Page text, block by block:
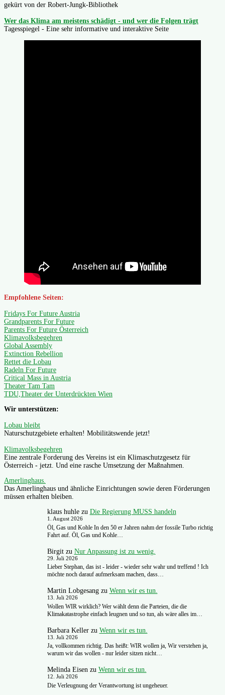
gekürt von der Robert-Jungk-Bibliothek
Wer das Klima am meistens schädigt - und wer die Folgen trägt
Tagesspiegel - Eine sehr informative und interaktive Seite
Empfohlene Seiten:
Fridays For Future Austria
Grandparents For Future
Parents For Future Österreich
Klimavolksbegehren
Global Assembly
Extinction Rebellion
Rettet die Lobau
Radeln For Future
Critical Mass in Austria
Theater Tam Tam
TDU,Theater der Unterdrückten Wien
Wir unterstützen:
Lobau bleibt
Naturschutzgebiete erhalten! Mobilitätswende jetzt!
Klimavolksbegehren
Eine zentrale Forderung des Vereins ist ein Klimaschutzgesetz für
Österreich - jetzt. Und eine rasche Umsetzung der Maßnahmen.
Amerlinghaus.
Das Amerlinghaus und ähnliche Einrichtungen sowie deren Förderungen
müssen erhalten bleiben.
klaus huhlezu Die Regierung MUSS handeln
1. August 2026
Öl, Gas und Kohle In den 50 er Jahren nahm der fossile Turbo richtig
Fahrt auf. Öl, Gas und Kohle…
Birgitzu Nur Anpassung ist zu wenig.
29. Juli 2026
Lieber Stephan, das ist - leider - wieder sehr wahr und treffend ! Ich
möchte noch darauf aufmerksam machen, dass…
Martin Lobgesangzu Wenn wir es tun.
13. Juli 2026
Wollen WIR wirklich? Wer wählt denn die Parteien, die die
Klimakatastrophe einfach leugnen und so tun, als wäre alles im…
Barbara Kellerzu Wenn wir es tun.
13. Juli 2026
Ja, vollkommen richtig. Das heißt: WIR wollen ja, Wir verstehen ja,
warum wir das wollen - nur leider sitzen nicht…
Melinda Eisenzu Wenn wir es tun.
12. Juli 2026
Die Verleugnung der Verantwortung ist ungeheuer.